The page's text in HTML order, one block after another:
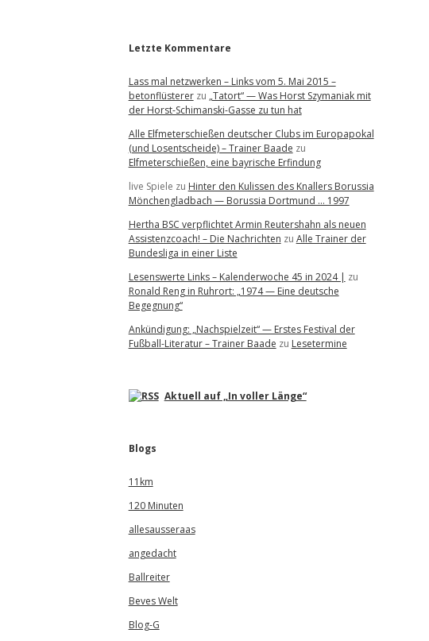
Letzte Kommentare
Lass mal netzwerken – Links vom 5. Mai 2015 –
betonflüstererzu „Tatort“ — Was Horst Szymaniak mit
der Horst-Schimanski-Gasse zu tun hat
Alle Elfmeterschießen deutscher Clubs im Europapokal
(und Losentscheide) – Trainer Baade zu
Elfmeterschießen, eine bayrische Erfindung
live Spiele zu Hinter den Kulissen des Knallers Borussia
Mönchengladbach — Borussia Dortmund … 1997
Hertha BSC verpflichtet Armin Reutershahn als neuen
Assistenzcoach! – Die Nachrichten zu Alle Trainer der
Bundesliga in einer Liste
Lesenswerte Links – Kalenderwoche 45 in 2024 | zu
Ronald Reng in Ruhrort: „1974 — Eine deutsche
Begegnung“
Ankündigung: „Nachspielzeit“ — Erstes Festival der
Fußball-Literatur – Trainer Baade zu Lesetermine
Aktuell auf „In voller Länge“
Blogs
11km
120 Minuten
allesausseraas
angedacht
Ballreiter
Beves Welt
Blog-G